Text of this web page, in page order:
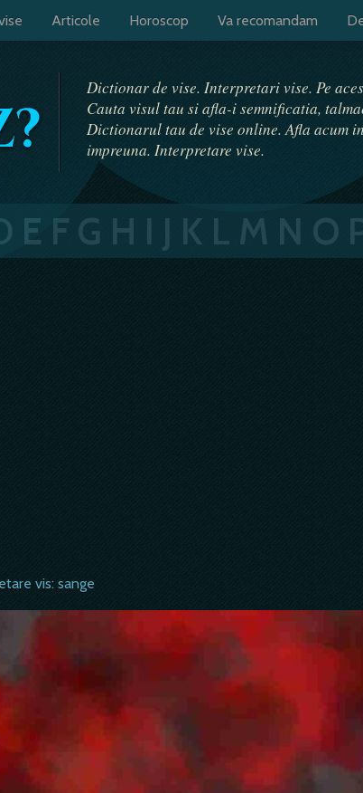
Articole Horoscop Va recomandam
Dictionar de vise. Interpretari vise. Pe
Cauta visul tau si afla-i semnificatia,
Dictionarul tau de vise online. Afla acum
impreuna. Interpretare vise.
E F G H I J K L M N O
vis: sange